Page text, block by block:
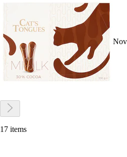
17 items